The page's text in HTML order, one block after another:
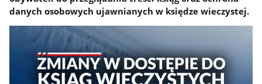
danych osobowych ujawnianych w księdze wieczystej.